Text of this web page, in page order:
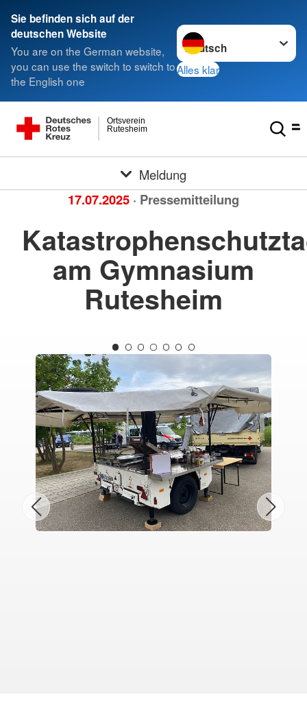
Sie befinden sich auf der
deutschen Website
You are on the German website,
you can use the switch to switch to
the English one
Sprache wechseln zu
Alles klar
Rutesheim
Ortsverein
Meldung
17.07.2025 · Pressemitteilung
am Gymnasium
Rutesheim